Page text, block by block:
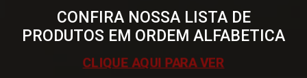
CONFIRA NOSSA LISTA DE
PRODUTOS EM ORDEM ALFABETICA
CLIQUE AQUI PARA VER